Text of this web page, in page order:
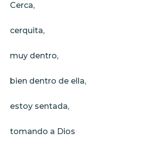
Cerca,
cerquita,
muy dentro,
bien dentro de ella,
estoy sentada,
tomando a Dios